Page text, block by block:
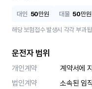
대인 50만원 대물 50만원
해당 보험접수 발생시 각각 부과
운전자 범위
개인계약
계약서에
법인계약
소속된 임